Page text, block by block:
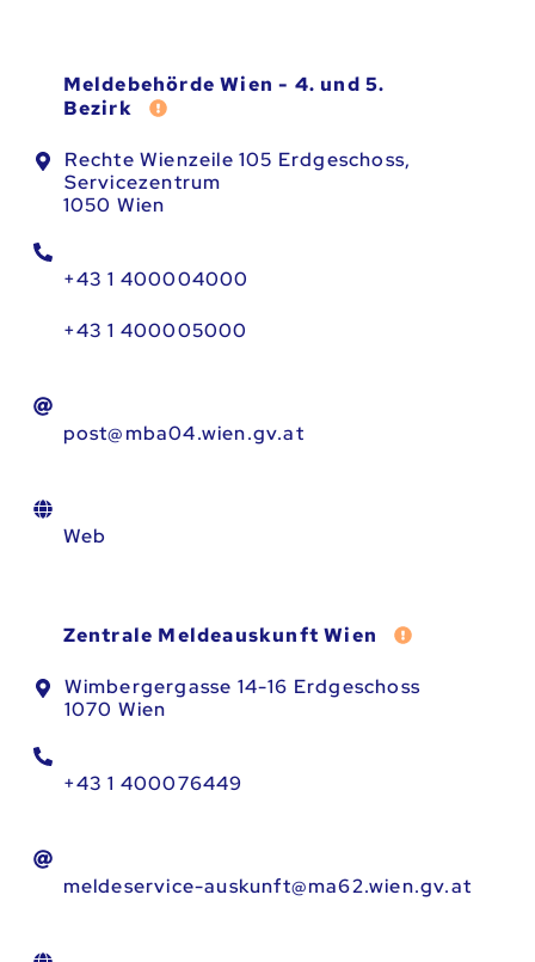
Meldebehörde Wien - 4. und 5.
Bezirk
Fehler melden
Rechte Wienzeile 105 Erdgeschoss,
Servicezentrum
1050 Wien
+43 1 400004000
+43 1 400005000
post@mba04.wien.gv.at
Web
Zentrale Meldeauskunft Wien Fehler melden
Wimbergergasse 14-16 Erdgeschoss
1070 Wien
+43 1 400076449
meldeservice-auskunft@ma62.wien.gv.at